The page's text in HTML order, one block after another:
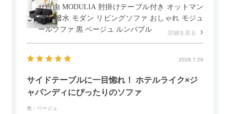
せ自由 MODULIA 肘掛けテーブル付き オットマン
付き 撥水 モダン リビングソファ おしゃれ モジュ
ールソファ 黒 ベージュ ルンバブル
詳細を見る
2026.7.26
サイドテーブルに一目惚れ！ ホテルライク×ジ
ャパンディにぴったりのソファ
色：ベージュ